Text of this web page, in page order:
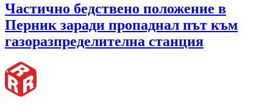
Частично бедствено положение в
Перник заради пропаднал път към
газоразпределителна станция